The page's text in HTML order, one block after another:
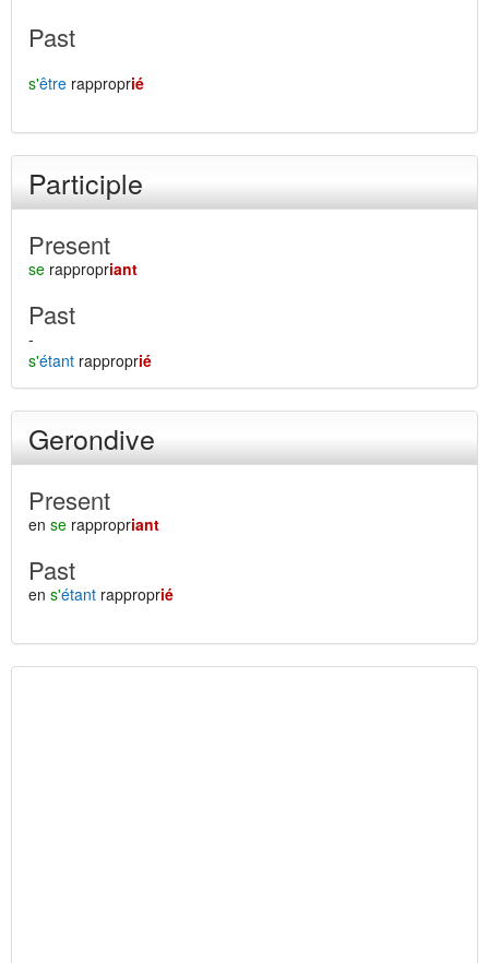
Past
s'être rapproprié
Participle
Present
se rappropriant
Past
-
s'étant rapproprié
Gerondive
Present
en se rappropriant
Past
en s'étant rapproprié